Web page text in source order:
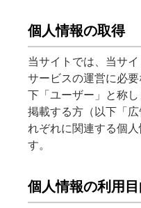
個人情報の取得
当サイトでは、当サ
サービスの運営に必
下「ユーザー」と称
掲載する方（以下「
れぞれに関連する個
す。
個人情報の利用